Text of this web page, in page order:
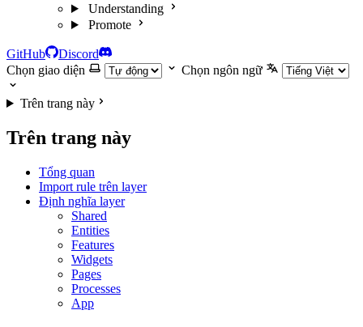
Understanding
Promote
GitHub
Discord
Chọn giao diện
Chọn ngôn ngữ
Trên trang này
Trên trang này
Tổng quan
Import rule trên layer
Định nghĩa layer
Shared
Entities
Features
Widgets
Pages
Processes
App